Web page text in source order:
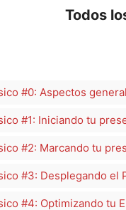
Todos
#0: Aspectos
#1: Iniciando tu
#2: Marcando tu
#3: Desplegando el
#4: Optimizando tu